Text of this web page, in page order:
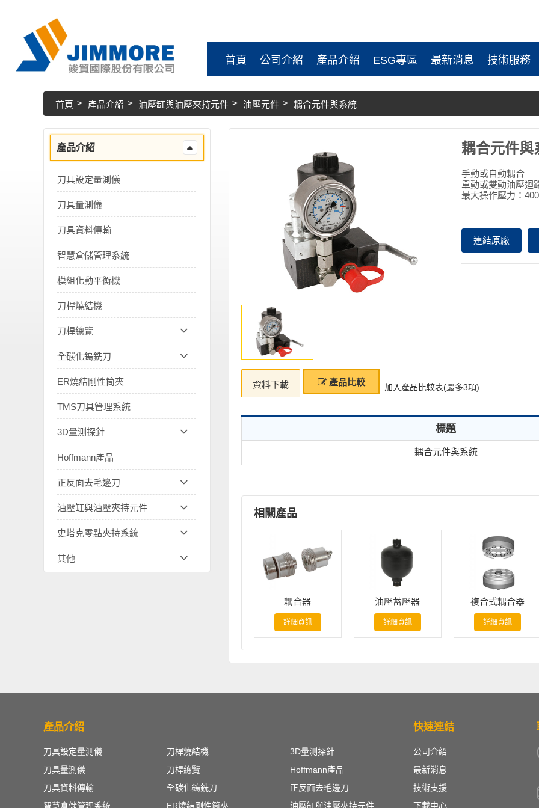
首頁 公司介紹 產品介紹 ESG專區 最新消息 技術服務
首頁 產品介紹 油壓缸與油壓夾持元件 油壓元件 耦合元件與系統
產品介紹
刀具設定量測儀
刀具量測儀
刀具資料傳輸
智慧倉儲管理系統
模組化動平衡機
刀桿燒結機
刀桿總覽
全碳化鎢銑刀
ER燒結剛性筒夾
TMS刀具管理系統
3D量測探針
Hoffmann產品
正反面去毛邊刀
油壓缸與油壓夾持元件
史塔克零點夾持系統
其他
耦合元件與
手動或自動耦合
單動或雙動油壓迴
最大操作壓力：
連結原廠
資料下載 產品比較 加入產品比較表(最多3項)
標題
耦合元件與系統
相關產品
耦合器
詳細資訊
油壓蓄壓器
詳細資訊
複合式耦合器
詳細資訊
產品介紹
刀具設定量測儀
刀具量測儀
刀具資料傳輸
智慧倉儲管理系統
刀桿燒結機
刀桿總覽
全碳化鎢銑刀
ER燒結剛性筒夾
3D量測探針
Hoffmann產品
正反面去毛邊刀
油壓缸與油壓夾持元件
快速連結
公司介紹
最新消息
技術支援
下載中心